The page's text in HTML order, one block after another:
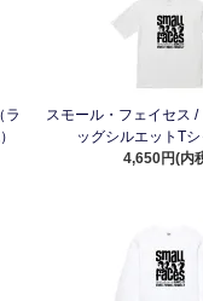
ラ
スモール・フェイセス /
ッグシルエットT
4,650円(内